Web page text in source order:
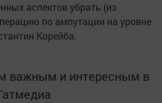
аспектов убрать (из
по ампутации на уровне
Корейба.
важным и интересным в